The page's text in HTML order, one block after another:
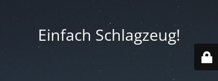
Einfach Schlagzeug!